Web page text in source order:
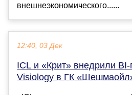
внешнеэкономического......
12:40, 03 Дек
ICL и «Крит» внедрили
Visiology в ГК